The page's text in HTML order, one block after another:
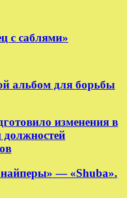
с саблями»
альбом для борьбы
изменения в
должностей
— «Shuba».